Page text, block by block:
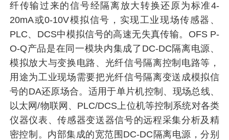
纤传输过来的信号经隔离放大转换还原为标准4-
20mA或0-10V模拟信号，实现工业现场传感器、
PLC、DCS中模拟信号的高速无失真传输。OFS P-
O-Q产品是在同一模块内集成了DC-DC隔离电源、
模拟放大与变换电路、光纤信号隔离控制电路等，
用途为工业现场需要把光纤信号隔离变送成模拟信
号的DA还原场合。适用于单片机控制、现场总线、
以太网/物联网、PLC/DCS上位机等控制系统对各类
仪器仪表、传感器变送器信号的远程采集分析及精
密控制。内部集成的宽范围DC-DC隔离电源，分别